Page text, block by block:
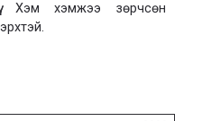
Хэм хэмжээ зөрчсөн